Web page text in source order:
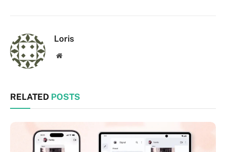
Loris
Website
RELATED POSTS